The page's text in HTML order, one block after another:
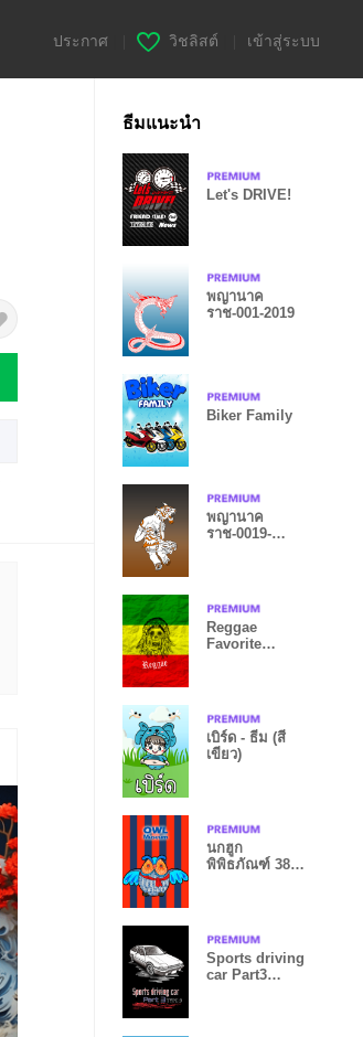
ประกาศ วิชลิสต์ เข้าสู่ระบบ
ธีมแนะนำ
Let's DRIVE!
พญานาค
ราช-001-2019
Biker Family
พญานาค
ราช-0019-
Reggae
Favorite
เบิร์ด - ธีม (สี
เขียว)
นกฮูก
พิพิธภัณฑ์ 38 -
Sports driving
car Part3